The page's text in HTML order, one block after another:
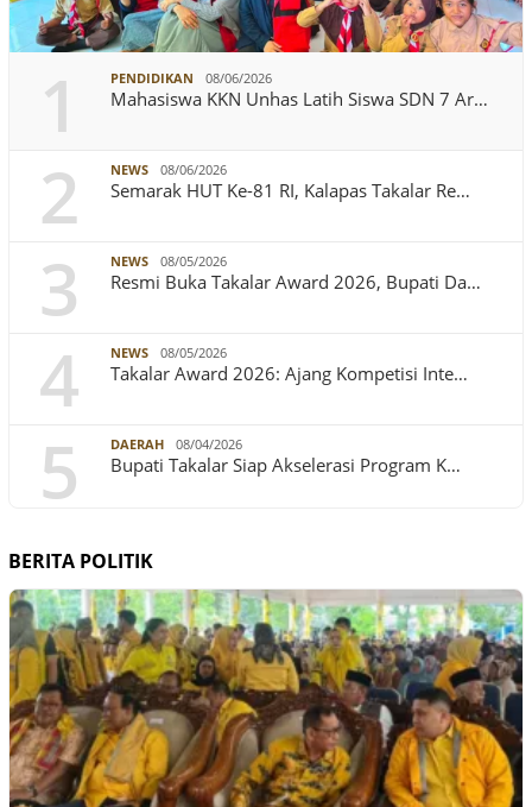
1 PENDIDIKAN 08/06/2026
Mahasiswa KKN Unhas Latih Siswa SDN 7 Ar…
2 NEWS 08/06/2026
Semarak HUT Ke-81 RI, Kalapas Takalar Re…
3 NEWS 08/05/2026
Resmi Buka Takalar Award 2026, Bupati Da…
4 NEWS 08/05/2026
Takalar Award 2026: Ajang Kompetisi Inte…
5 DAERAH 08/04/2026
Bupati Takalar Siap Akselerasi Program K…
BERITA POLITIK